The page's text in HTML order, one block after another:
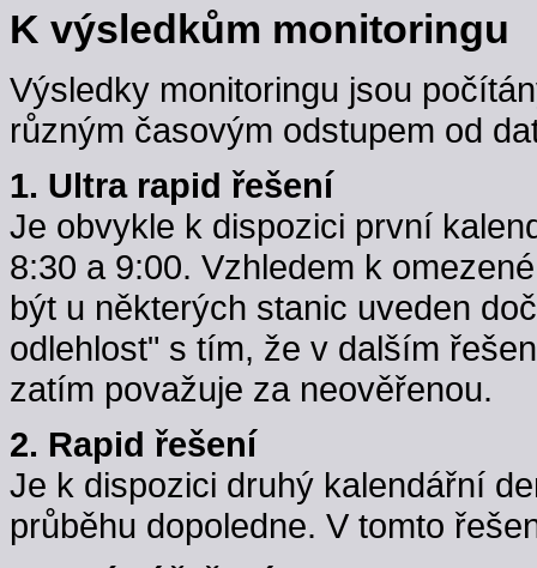
K výsledkům monitoringu
Výsledky monitoringu jsou
různým časovým odstupem od
1. Ultra rapid řešení
Je obvykle k dispozici první
8:30 a 9:00. Vzhledem k
být u některých stanic uveden
odlehlost" s tím, že v dalším
zatím považuje za neověřenou.
2. Rapid řešení
Je k dispozici druhý kalendářní
průběhu dopoledne. V tomto